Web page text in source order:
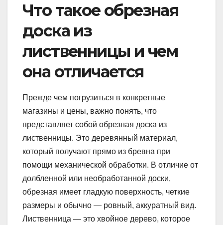
Что такое обрезная
доска из
лиственницы и чем
она отличается
Прежде чем погрузиться в конкретные
магазины и цены, важно понять, что
представляет собой обрезная доска из
лиственницы. Это деревянный материал,
который получают прямо из бревна при
помощи механической обработки. В отличие от
долбленной или необработанной доски,
обрезная имеет гладкую поверхность, четкие
размеры и обычно — ровный, аккуратный вид.
Лиственница — это хвойное дерево, которое